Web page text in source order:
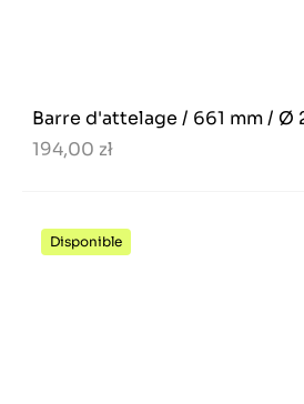
Barre d'attelage / 661 mm / Ø
194,00 zł
Disponible